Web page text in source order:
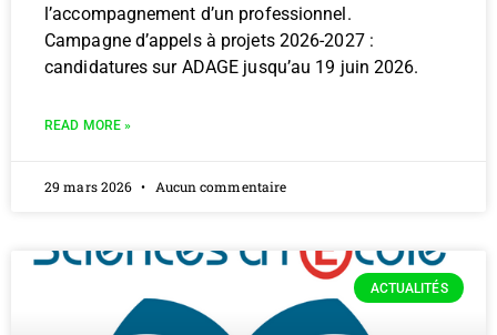
l’accompagnement d’un professionnel.
Campagne d’appels à projets 2026-2027 :
candidatures sur ADAGE jusqu’au 19 juin 2026.
READ MORE »
29 mars 2026 Aucun commentaire
ACTUALITÉS